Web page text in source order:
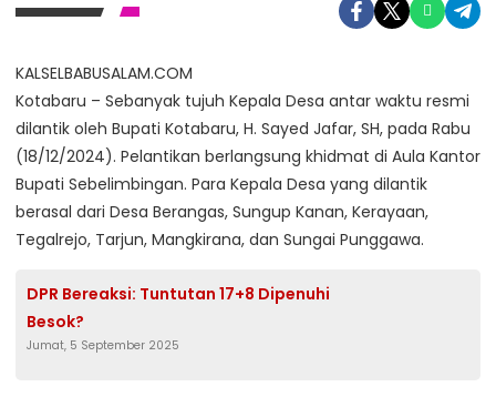
KALSELBABUSALAM.COM
Kotabaru – Sebanyak tujuh Kepala Desa antar waktu resmi
dilantik oleh Bupati Kotabaru, H. Sayed Jafar, SH, pada Rabu
(18/12/2024). Pelantikan berlangsung khidmat di Aula Kantor
Bupati Sebelimbingan. Para Kepala Desa yang dilantik
berasal dari Desa Berangas, Sungup Kanan, Kerayaan,
Tegalrejo, Tarjun, Mangkirana, dan Sungai Punggawa.
DPR Bereaksi: Tuntutan 17+8 Dipenuhi
Besok?
Jumat, 5 September 2025